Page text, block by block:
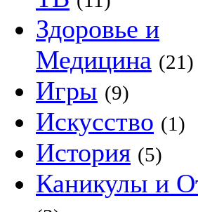
Здоровье и
Медицина (21)
Игры (9)
Искусство (1)
История (5)
Каникулы и